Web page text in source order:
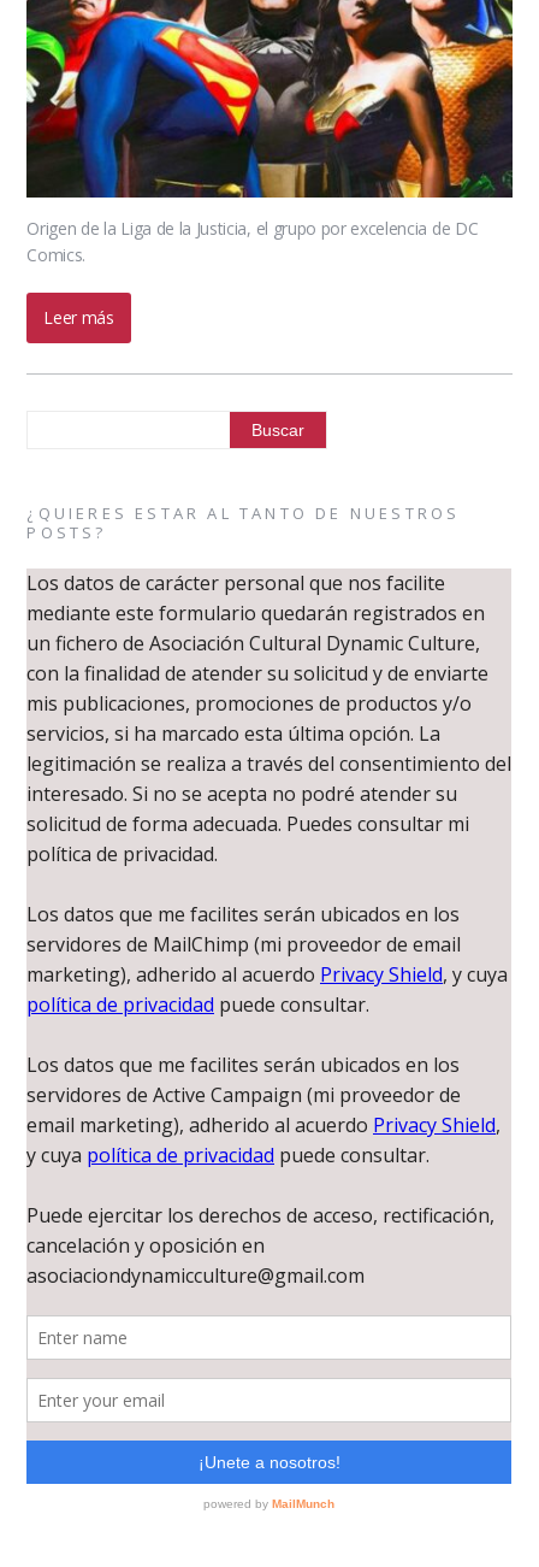
Origen de la Liga de la Justicia, el grupo por excelencia de DC
Comics.
Leer más
¿QUIERES ESTAR AL TANTO DE NUESTROS
POSTS?